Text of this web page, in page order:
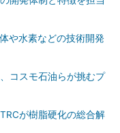
や水素などの技術開発
コスモ石油らが挑むプ
が樹脂硬化の総合解